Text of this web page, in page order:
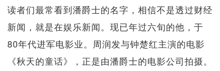
读者们最常看到潘爵士的名字，相信不是透过财经
新闻，就是在娱乐新闻。现已年过六旬的他，于
80年代进军电影业。周润发与钟楚红主演的电影
《秋天的童话》，正是由潘爵士的电影公司拍摄。